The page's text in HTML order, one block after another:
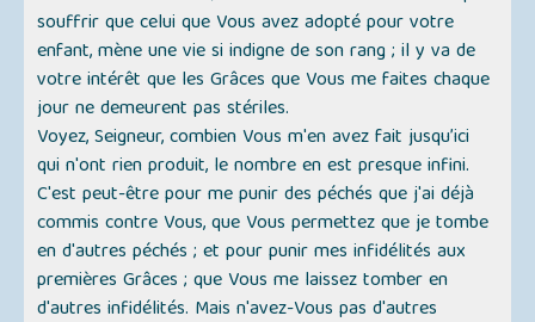
souffrir que celui que Vous avez adopté pour votre
enfant, mène une vie si indigne de son rang ; il y va de
votre intérêt que les Grâces que Vous me faites chaque
jour ne demeurent pas stériles.
Voyez, Seigneur, combien Vous m'en avez fait jusqu’ici
qui n'ont rien produit, le nombre en est presque infini.
C'est peut-être pour me punir des péchés que j'ai déjà
commis contre Vous, que Vous permettez que je tombe
en d'autres péchés ; et pour punir mes infidélités aux
premières Grâces ; que Vous me laissez tomber en
d'autres infidélités. Mais n'avez-Vous pas d'autres